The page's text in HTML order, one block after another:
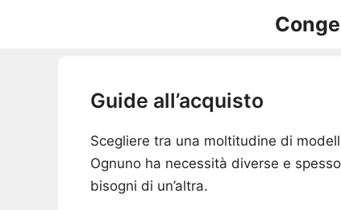
Guide all’acquisto
Scegliere tra una moltitudine di
Ognuno ha necessità diverse e
bisogni di un’altra.